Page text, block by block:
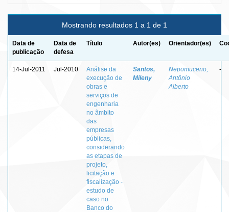
Mostrando resultados 1 a 1 de 1
Data de
publicação
Data de
defesa
Título Autor(es) Orientador(es)
14-Jul-2011 Jul-2010
Análise da
execução de
obras e
serviços de
engenharia
no âmbito
das
empresas
públicas,
considerando
as etapas de
projeto,
licitação e
fiscalização -
estudo de
caso no
Banco do
Santos,
Mileny
Nepomuceno,
Antônio
Alberto
-